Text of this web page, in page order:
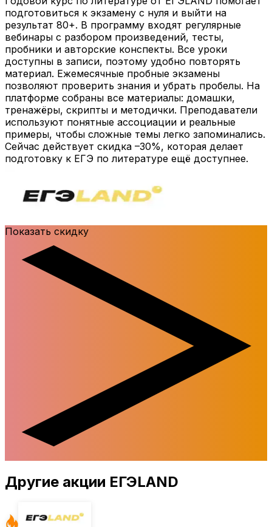
подготовиться к экзамену с нуля и выйти на
результат 80+. В программу входят регулярные
вебинары с разбором произведений, тесты,
пробники и авторские конспекты. Все уроки
доступны в записи, поэтому удобно повторять
материал. Ежемесячные пробные экзамены
позволяют проверить знания и убрать пробелы. На
платформе собраны все материалы: домашки,
тренажёры, скрипты и методички. Преподаватели
используют понятные ассоциации и реальные
примеры, чтобы сложные темы легко запоминались.
Сейчас действует скидка –30%, которая делает
подготовку к ЕГЭ по литературе ещё доступнее.
Показать скидку
Другие акции ЕГЭLAND